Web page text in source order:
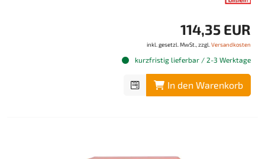
114,35 EUR
inkl. gesetzl. MwSt., zzgl. Versandkosten
kurzfristig lieferbar / 2-3 Werktage
In den Warenkorb